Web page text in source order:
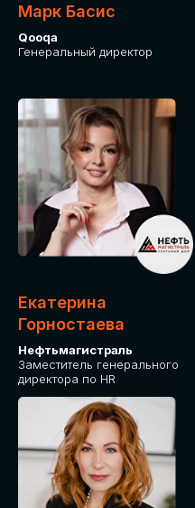
Марк Басис
Qooqa
Генеральный директор
Екатерина
Горностаева
Нефтьмагистраль
Заместитель генерального
директора по HR
Приглашаем стать
TECH FORUM и презентовать
решения целевой
рады сотрудничеству!
СТАНЬТЕ
ЭКСПОНЕНТОМ
ПОДАТЬ
IT Solutions for Business